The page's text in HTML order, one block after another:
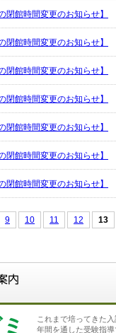
閉館時間変更のお知らせ】
閉館時間変更のお知らせ】
閉館時間変更のお知らせ】
閉館時間変更のお知らせ】
閉館時間変更のお知らせ】
閉館時間変更のお知らせ】
閉館時間変更のお知らせ】
9 10 11 12 13
これまで培ってきた
年間を通した受験指